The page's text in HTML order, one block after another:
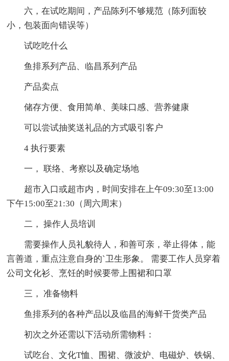
六，在试吃期间，产品陈列不够规范（陈列面较
小，包装面向错误等）
试吃吃什么
鱼排系列产品、临昌系列产品
产品卖点
储存方便、食用简单、美味口感、营养健康
可以尝试抽奖送礼品的方式吸引客户
4 执行要素
一， 联络、考察以及确定场地
超市入口或超市内，时间安排在上午09:30至13:00
下午15:00至21:30（周六周末）
二， 操作人员培训
需要操作人员礼貌待人，和善可亲，举止得体，能
言善道，重点注意自身的`卫生形象。 需要工作人员穿着
公司文化衫、烹饪的时候要带上围裙和口罩
三， 准备物料
鱼排系列的各种产品以及临昌的海鲜干货类产品
初次之外还需以下活动所需物料：
试吃台、文化T恤、围裙、微波炉、电磁炉、铁锅、